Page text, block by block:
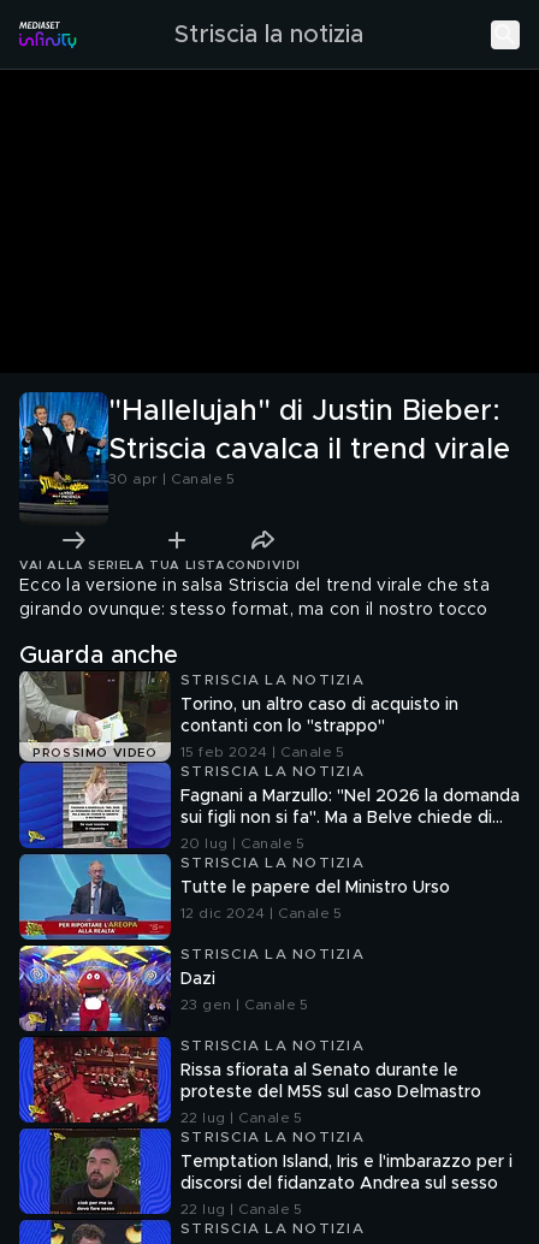
Striscia la notizia
"Hallelujah" di Justin Bieber:
Striscia cavalca il trend virale
30 apr | Canale 5
VAI ALLA SERIE LA TUA LISTA CONDIVIDI
Ecco la versione in salsa Striscia del trend virale che sta
girando ovunque: stesso format, ma con il nostro tocco
Guarda anche
PROSSIMO VIDEO
STRISCIA LA NOTIZIA
Torino, un altro caso di acquisto in
contanti con lo "strappo"
15 feb 2024 | Canale 5
STRISCIA LA NOTIZIA
Fagnani a Marzullo: "Nel 2026 la domanda
sui figli non si fa". Ma a Belve chiede di
aborto e maternità
20 lug | Canale 5
STRISCIA LA NOTIZIA
Tutte le papere del Ministro Urso
12 dic 2024 | Canale 5
STRISCIA LA NOTIZIA
Dazi
23 gen | Canale 5
STRISCIA LA NOTIZIA
Rissa sfiorata al Senato durante le
proteste del M5S sul caso Delmastro
22 lug | Canale 5
STRISCIA LA NOTIZIA
Temptation Island, Iris e l'imbarazzo per i
discorsi del fidanzato Andrea sul sesso
22 lug | Canale 5
STRISCIA LA NOTIZIA